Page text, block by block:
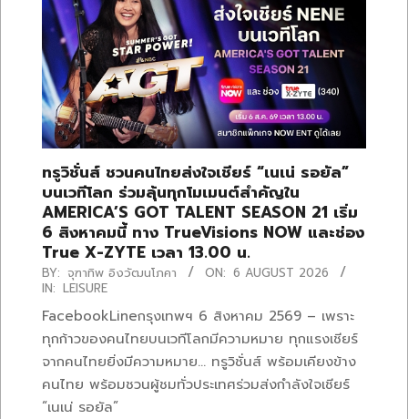
ทรูวิชั่นส์ ชวนคนไทยส่งใจเชียร์ “เนเน่ รอยัล”
บนเวทีโลก ร่วมลุ้นทุกโมเมนต์สำคัญใน
AMERICA’S GOT TALENT SEASON 21 เริ่ม
6 สิงหาคมนี้ ทาง TrueVisions NOW และช่อง
True X-ZYTE เวลา 13.00 น.
BY: จุฑาทิพ อิงวัฒนโภคา ON: 6 AUGUST 2026
IN: LEISURE
FacebookLineกรุงเทพฯ 6 สิงหาคม 2569 – เพราะ
ทุกก้าวของคนไทยบนเวทีโลกมีความหมาย ทุกแรงเชียร์
จากคนไทยยิ่งมีความหมาย… ทรูวิชั่นส์ พร้อมเคียงข้าง
คนไทย พร้อมชวนผู้ชมทั่วประเทศร่วมส่งกำลังใจเชียร์
“เนเน่ รอยัล”